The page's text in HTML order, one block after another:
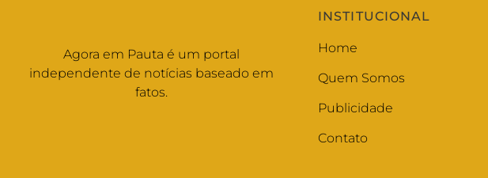
Agora em Pauta é um portal
independente de notícias baseado em
fatos.
INSTITUCIONAL
Home
Quem Somos
Publicidade
Contato